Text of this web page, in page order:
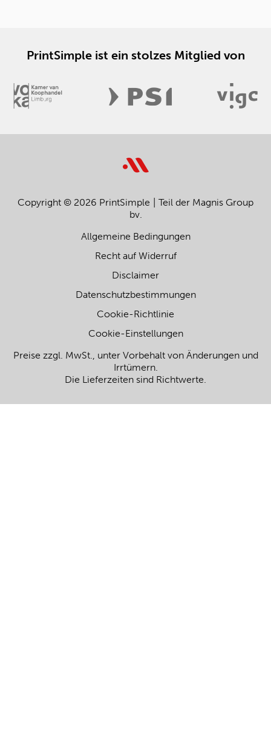
PrintSimple ist ein stolzes Mitglied von
Copyright © 2026 PrintSimple
Teil der Magnis Group
bv.
Allgemeine Bedingungen
Recht auf Widerruf
Disclaimer
Datenschutzbestimmungen
Cookie-Richtlinie
Cookie-Einstellungen
Preise zzgl. MwSt., unter Vorbehalt von Änderungen und
Irrtümern.
Die Lieferzeiten sind Richtwerte.